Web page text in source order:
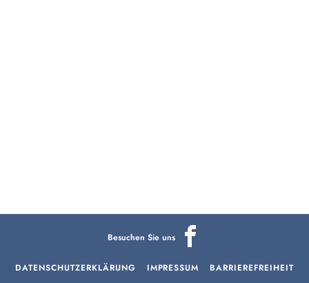
Besuchen Sie uns
DATENSCHUTZERKLÄRUNG IMPRESSUM BARRIEREFREIHEIT